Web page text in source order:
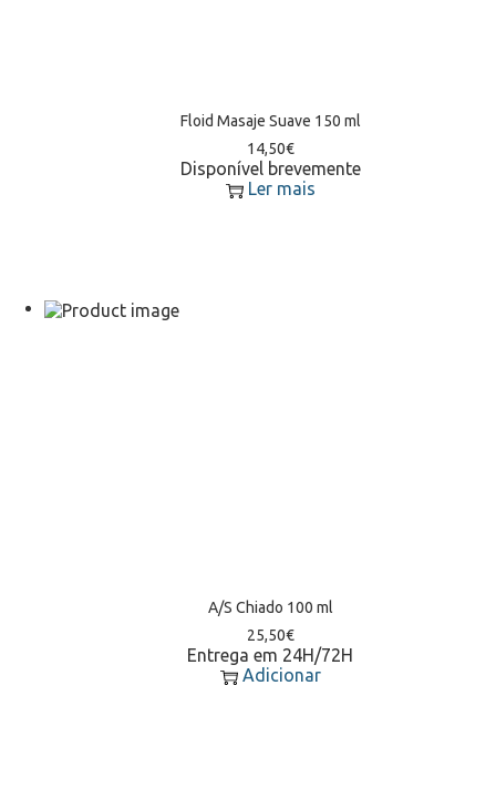
Floid Masaje Suave 150 ml
14,50€
Disponível brevemente
Ler mais
A/S Chiado 100 ml
25,50€
Entrega em 24H/72H
Adicionar